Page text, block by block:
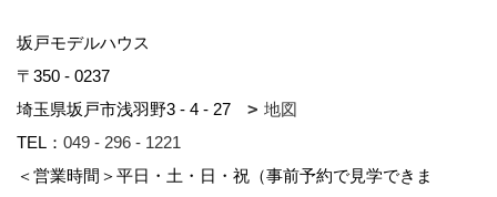
坂戸モデルハウス
〒350 - 0237
埼玉県坂戸市浅羽野3 - 4 - 27
地図
TEL： 049 - 296 - 1221
＜営業時間＞平日・土・日・祝（事前予約で見学できま